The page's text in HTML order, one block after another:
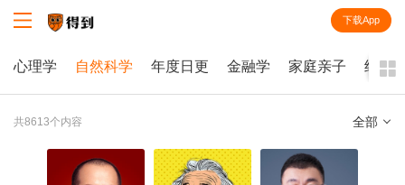
下载App
心理学 自然科学 年度日更 金融学 家庭亲子 经济
共8613个内容 全部